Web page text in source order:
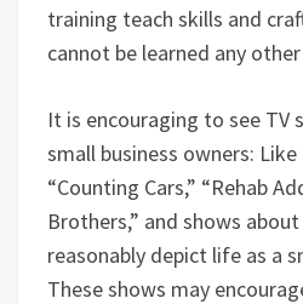
training teach skills and
cannot be learned any
It is encouraging to see TV
small business owners: Like
“Counting Cars,” “Rehab
Brothers,” and shows
reasonably depict life as a
These shows may